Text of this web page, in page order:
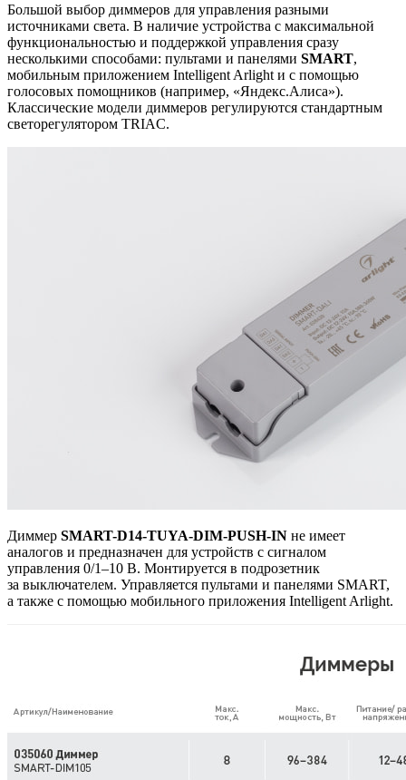
Большой выбор диммеров для управления разными
источниками света. В наличие устройства с максимальной
функциональностью и поддержкой управления сразу
несколькими способами: пультами и панелями SMART,
мобильным приложением Intelligent Arlight и с помощью
голосовых помощников (например, «Яндекс.Алиса»).
Классические модели диммеров регулируются стандартным
светорегулятором TRIAC.
Диммер SMART-D14-TUYA-DIM-PUSH-IN не имеет
аналогов и предназначен для устройств с сигналом
управления 0/1–10 В. Монтируется в подрозетник
за выключателем. Управляется пультами и панелями SMART,
а также с помощью мобильного приложения Intelligent Arlight.